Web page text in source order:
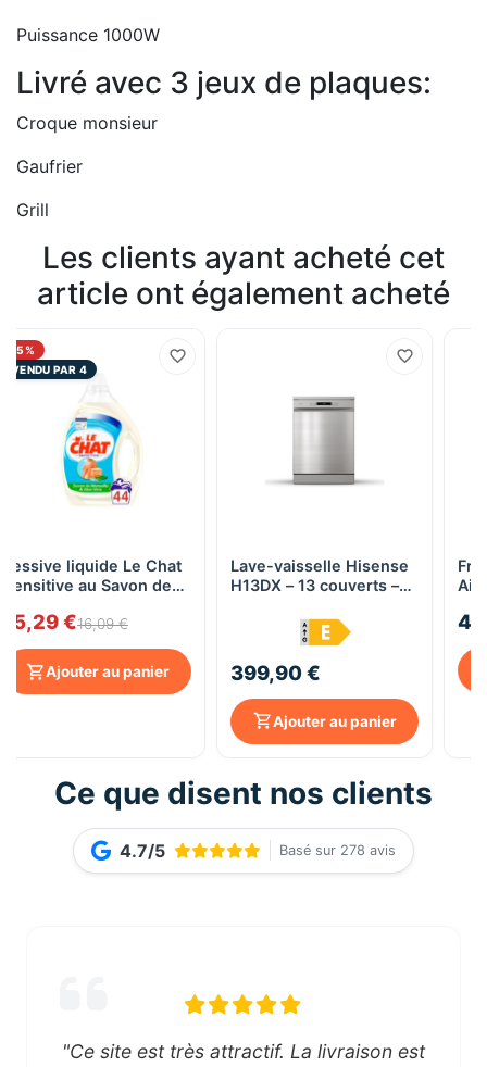
Puissance 1000W
Livré avec 3 jeux de plaques:
Croque monsieur
Gaufrier
Grill
Les clients ayant acheté cet
article ont également acheté
-5%
VENDU PAR 4
Lessive liquide Le Chat
Sensitive au Savon de
2,2L , 44 lavages
15,29 €16,09 €
Ajouter au panier
Lave-vaisselle Hisense
H13DX – 13 couverts –
49 dB – Départ différé
399,90 €
Ajouter au panier
Air
Ce que disent nos clients
4.7/5 Basé sur 278 avis
"Ce site est très attractif. La livraison est